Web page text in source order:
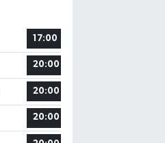
17:00
20:00
20:00
20:00